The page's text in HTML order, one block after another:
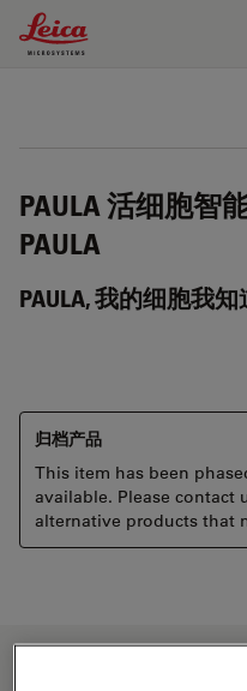
Leica Microsystems Logo
PAULA 活细胞智
PAULA
PAULA, 我的细胞我知
归档产品
This item has been
available. Please contact
alternative products that